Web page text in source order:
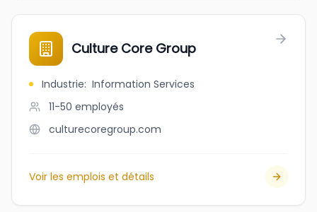
Culture Core Group
Industrie: Information Services
11-50 employés
culturecoregroup.com
Voir les emplois et détails